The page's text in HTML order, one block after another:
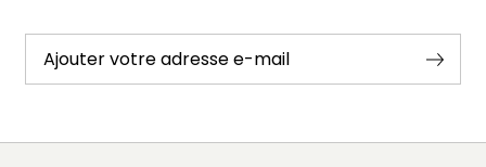
Ajouter votre adresse e-mail